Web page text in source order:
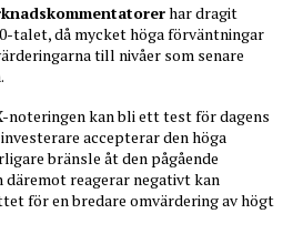
har dragit
talet, då mycket höga förväntningar
till nivåer som senare
noteringen kan bli ett test för dagens
accepterar den höga
bränsle åt den pågående
reagerar negativt kan
för en bredare omvärdering av högt